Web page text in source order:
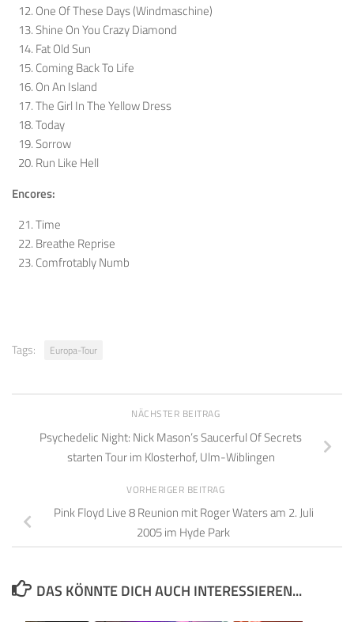
One Of These Days (Windmaschine)
Shine On You Crazy Diamond
Fat Old Sun
Coming Back To Life
On An Island
The Girl In The Yellow Dress
Today
Sorrow
Run Like Hell
Encores:
Time
Breathe Reprise
Comfrotably Numb
Tags: Europa-Tour
NÄCHSTER BEITRAG
Psychedelic Night: Nick Mason’s Saucerful Of Secrets
starten Tour im Klosterhof, Ulm-Wiblingen
VORHERIGER BEITRAG
Pink Floyd Live 8 Reunion mit Roger Waters am 2. Juli
2005 im Hyde Park
DAS KÖNNTE DICH AUCH INTERESSIEREN...